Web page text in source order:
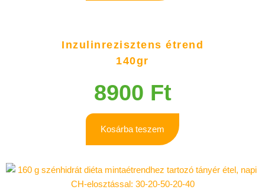
Inzulinrezisztens étrend
140gr
8900 Ft
Kosárba teszem